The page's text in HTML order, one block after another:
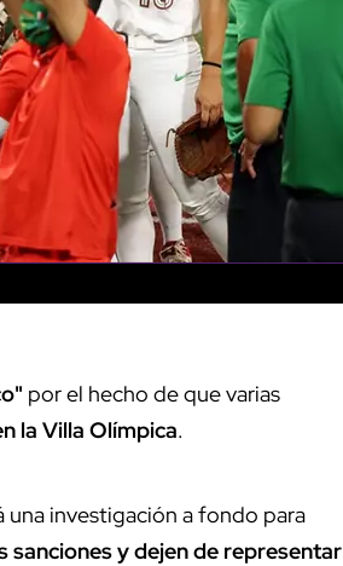
por el hecho de que varias
la Villa Olímpica.
una investigación a fondo para
sanciones y dejen de representar